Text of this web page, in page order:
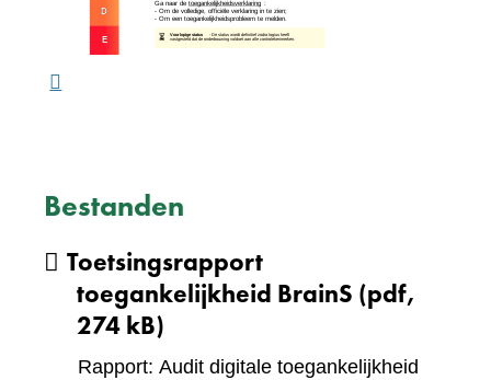
Bestanden
Toetsingsrapport
toegankelijkheid BrainS (pdf,
274 kB)
Rapport: Audit digitale toegankelijkheid